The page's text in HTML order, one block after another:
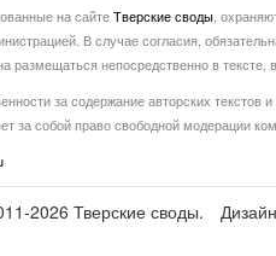
на сайтеТверские своды ,
В случае согласия,
размещаться непосредственно в
за содержание авторских
за собой право свободной модерации
2026 Тверские своды.